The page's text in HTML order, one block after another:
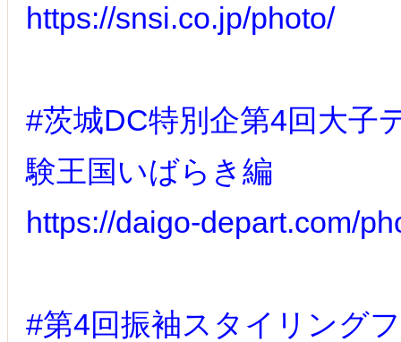
https://snsi.co.jp/photo/
#茨城DC特別企第4回大子
験王国いばらき編
https://daigo-depart.com/
#第4回振袖スタイリング